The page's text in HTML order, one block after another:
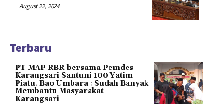
August 22, 2024
Terbaru
PT MAP RBR bersama Pemdes
Karangsari Santuni 100 Yatim
Piatu, Bao Umbara : Sudah Banyak
Membantu Masyarakat
Karangsari